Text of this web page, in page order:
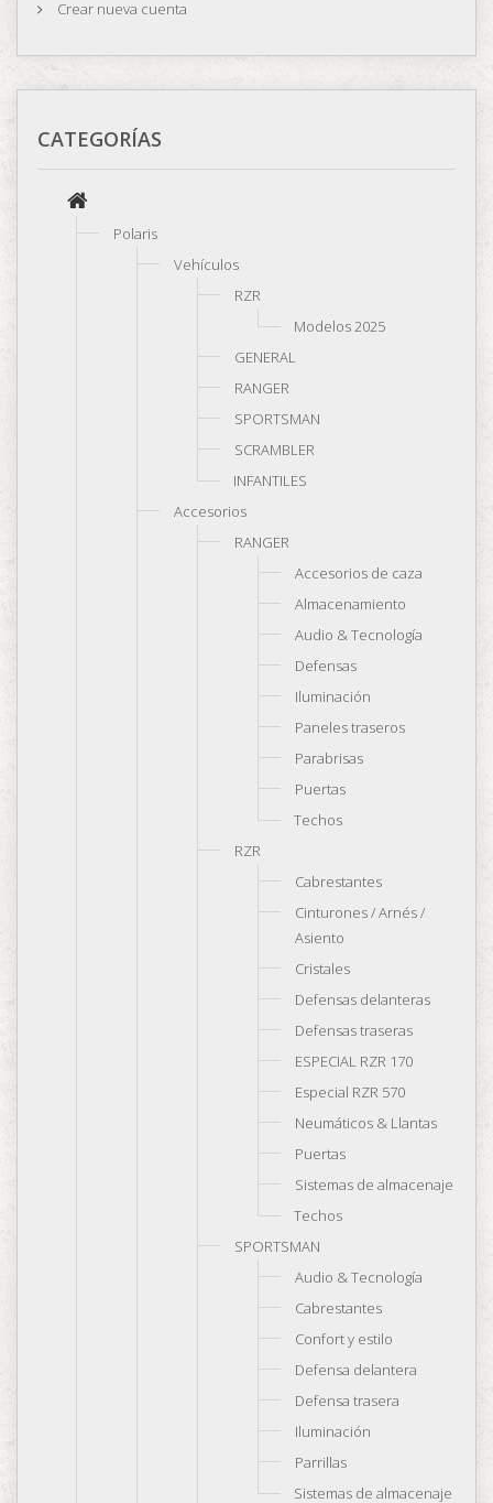
Crear nueva cuenta
CATEGORÍAS
Polaris
Vehículos
RZR
Modelos 2025
GENERAL
RANGER
SPORTSMAN
SCRAMBLER
INFANTILES
Accesorios
RANGER
Accesorios de caza
Almacenamiento
Audio & Tecnología
Defensas
Iluminación
Paneles traseros
Parabrisas
Puertas
Techos
RZR
Cabrestantes
Cinturones / Arnés /
Asiento
Cristales
Defensas delanteras
Defensas traseras
ESPECIAL RZR 170
Especial RZR 570
Neumáticos & Llantas
Puertas
Sistemas de almacenaje
Techos
SPORTSMAN
Audio & Tecnología
Cabrestantes
Confort y estilo
Defensa delantera
Defensa trasera
Iluminación
Parrillas
Sistemas de almacenaje